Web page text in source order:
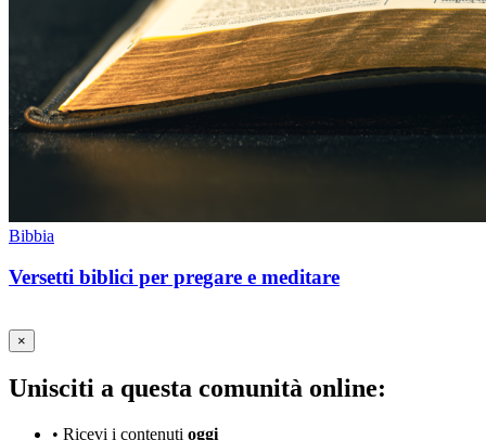
Bibbia
Versetti biblici per pregare e meditare
×
Unisciti a questa comunità online:
• Ricevi i contenuti oggi